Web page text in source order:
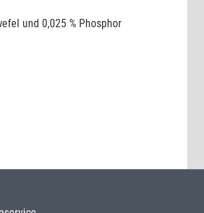
und 0,025 % Phosphor